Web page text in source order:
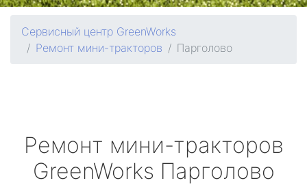
Сервисный центр GreenWorks
Ремонт мини-тракторов
Парголово
Ремонт мини-тракторов
GreenWorks Парголово